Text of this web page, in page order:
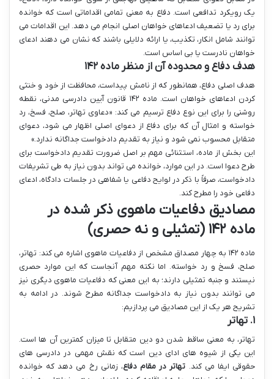
یک رویکرد تدافعی است. دفاع به معنی تمامی اقداماتی است که خوانده
برای رد یا تضعیف ادعاهای خواهان اصلی انجام می دهد. این اقدامات می
توانند شامل انکار، تکذیب، یا ارائه دلایلی باشند که نشان می دهند ادعای
خواهان نادرست یا بی اساس است.
هدف دفاع و محدوده آن از منظر ماده ۱۴۲
هدف اصلی دفاع، همانطور که از نامش پیداست، محافظت از خود و خنثی
کردن ادعاهای خواهان است. ماده ۱۴۲ قانون آیین دادرسی مدنی، نقطه
روشنی را برای این نوع دفاع ترسیم می کند: «دعاوی تهاتر، صلح، فسخ، رد
خواسته و امثال آن که برای دفاع از دعوای اصلی اظهار می شود، دعوای
متقابل محسوب نمی شود و نیاز به تقدیم دادخواست جداگانه ندارد.»
این بخش از ماده، استثنائی مهم بر اصل ضرورت تقدیم دادخواست برای
طرح دعوا است. در این موارد، خوانده می تواند بدون نیاز به طی تشریفات
دادخواست، صرفاً با ذکر در لوایح دفاعی یا شفاهی در جلسات دادگاه، ادعای
دفاعی خود را مطرح کند.
مصادیق دفاعیات ماهوی ذکر شده در
ماده ۱۴۲ (تمثیلی و نه حصری)
ماده ۱۴۲ به چهار مصداق مشخص از دفاعیات ماهوی اشاره می کند: تهاتر،
صلح، فسخ و رد خواسته. اما نکته مهم آنجاست که این موارد حصری
نیستند و جنبه تمثیلی دارند؛ به این معنی که دفاعیات ماهوی دیگری نیز
می توانند بدون نیاز به دادخواست جداگانه مطرح شوند. در ادامه به
تشریح هر یک از این مصادیق می پردازیم:
۱. تهاتر
تهاتر، به معنی ساقط شدن دو دین متقابل تا میزان کمترین آن ها است.
این یکی از شیوه های ادای دین است که نقش مهمی در دادرسی های
حقوقی ایفا می کند. تهاتر در مقام دفاع، زمانی رخ می دهد که خوانده